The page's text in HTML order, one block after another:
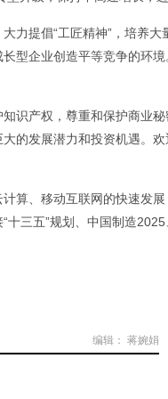
力提倡“工匠精神”，培养
型企业创造平等竞争的环
识产权，尊重和保护商业
的发展潜力和投资机遇。
算、移动互联网的快速发
三五”规划、中国制造
编辑： 蒋婉娟